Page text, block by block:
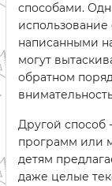
способами.
использование
написанными
могут
обратном
Другой способ
программ или
детям
даже целые